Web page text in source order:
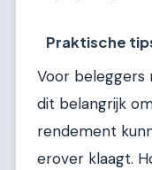
Praktische
Voor beleggers
dit belangrijk
rendement
erover klaagt.